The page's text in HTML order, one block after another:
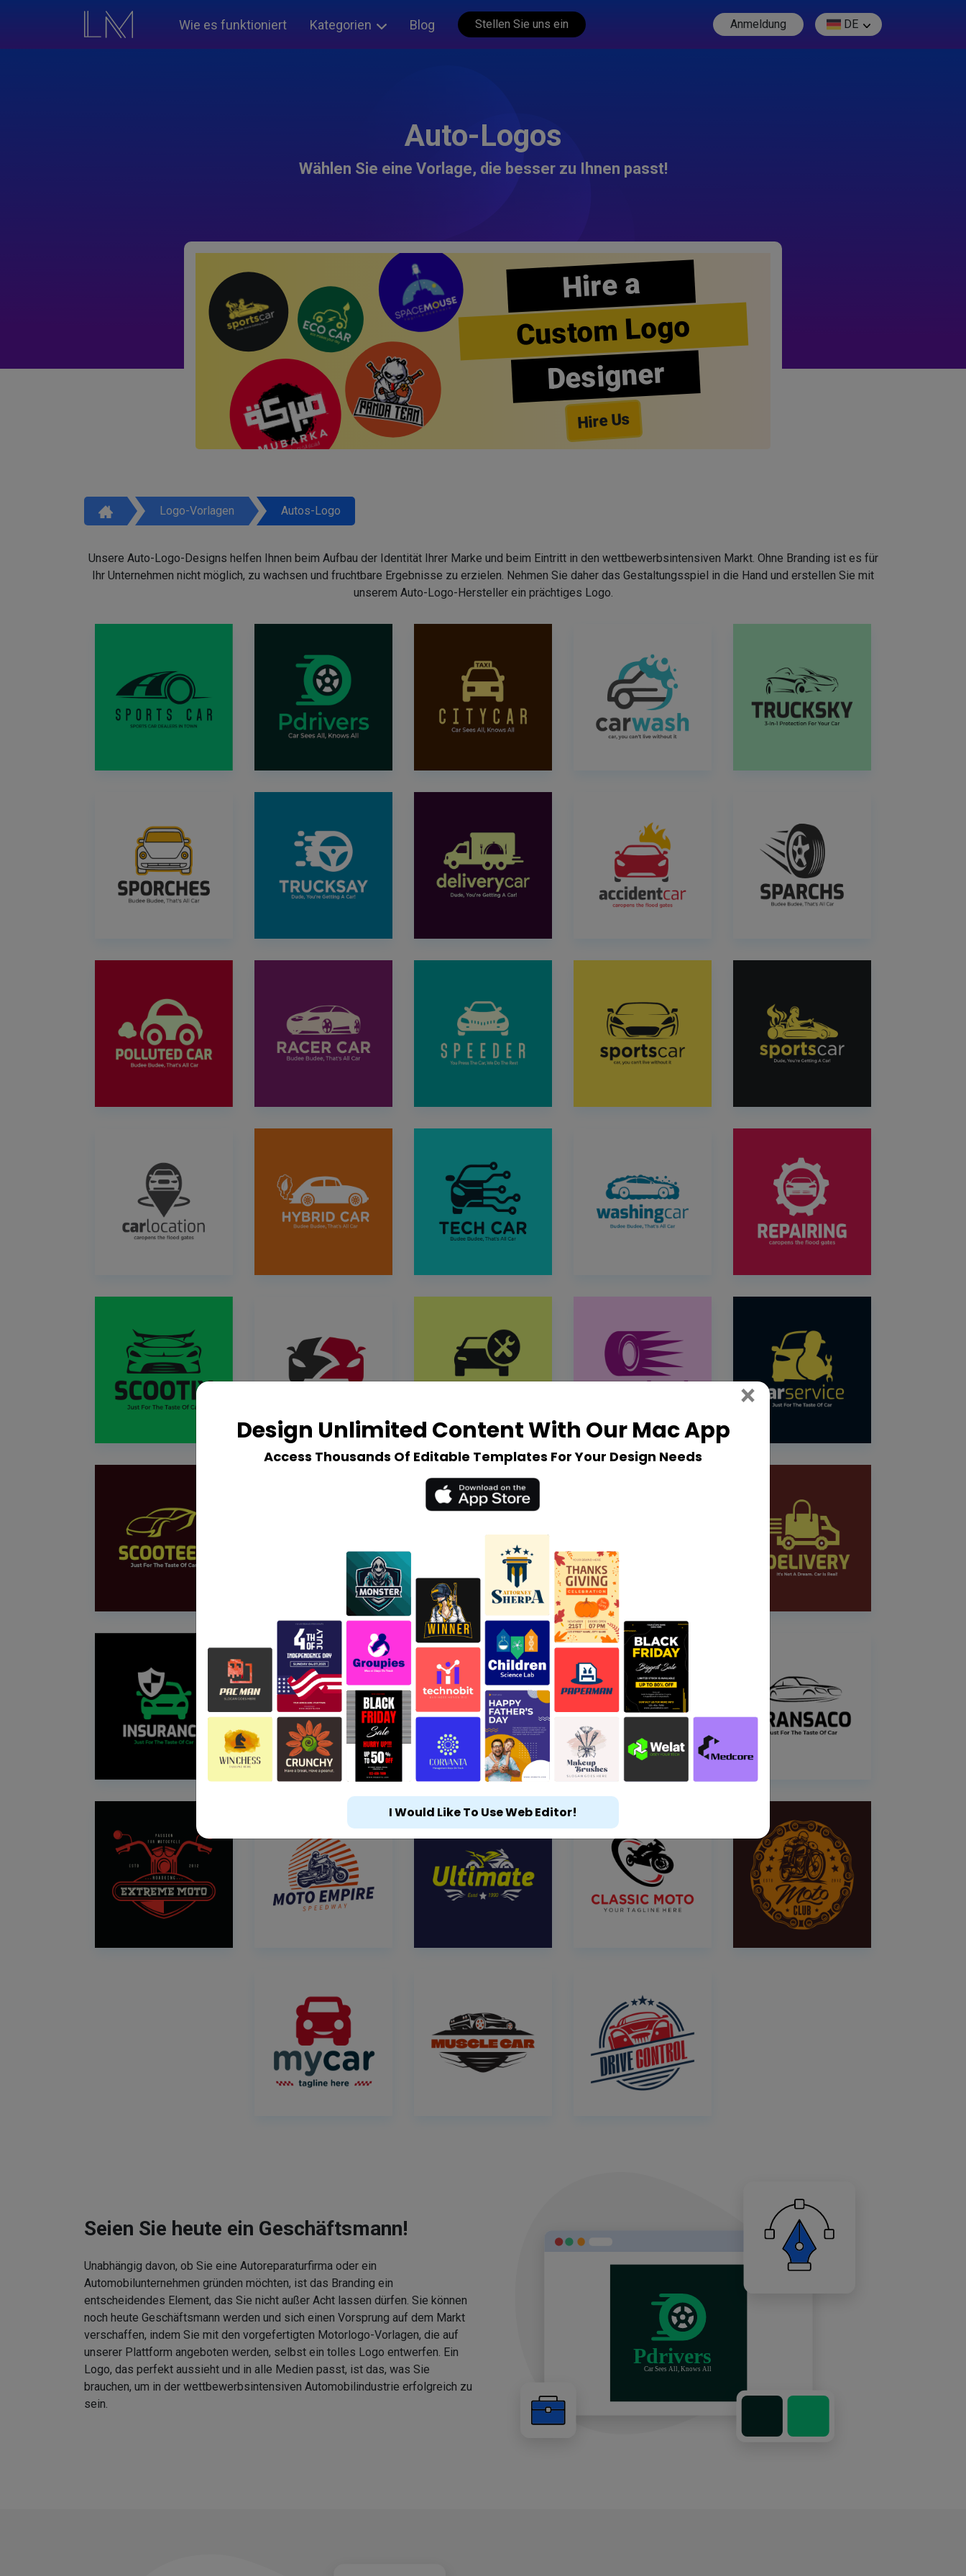
Wie es funktioniert Kategorien Blog Stellen Sie uns ein Anmeldung DE
Auto-Logos
Wählen Sie eine Vorlage, die besser zu Ihnen passt!
Hire a
Custom Logo
Designer
Hire Us
Logo-Vorlagen Autos-Logo
Unsere Auto-Logo-Designs helfen Ihnen beim Aufbau der Identität Ihrer Marke und beim Eintritt in den wettbewerbsintensiven Markt. Ohne Branding ist es für
Ihr Unternehmen nicht möglich, zu wachsen und fruchtbare Ergebnisse zu erzielen. Nehmen Sie daher das Gestaltungsspiel in die Hand und erstellen Sie mit
unserem Auto-Logo-Hersteller ein prächtiges Logo.
Seien Sie heute ein Geschäftsmann!
Unabhängig davon, ob Sie eine Autoreparaturfirma oder ein
Automobilunternehmen gründen möchten, ist das Branding ein
entscheidendes Element, das Sie nicht außer Acht lassen dürfen. Sie können
noch heute Geschäftsmann werden und sich einen Vorsprung auf dem Markt
verschaffen, indem Sie mit den vorgefertigten Motorlogo-Vorlagen, die auf
unserer Plattform angeboten werden, selbst ein tolles Logo entwerfen. Ein
Logo, das perfekt aussieht und in alle Medien passt, ist das, was Sie
brauchen, um in der wettbewerbsintensiven Automobilindustrie erfolgreich zu
sein.
Design Unlimited Content With Our Mac App
Access Thousands Of Editable Templates For Your Design Needs
× Close
I Would Like To Use Web Editor!